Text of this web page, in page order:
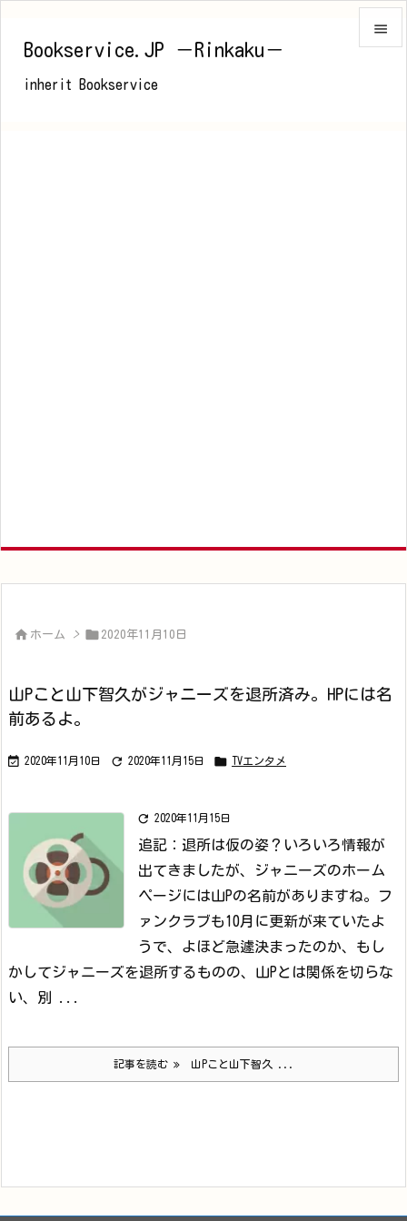
Bookservice.JP －Rinkaku－
inherit Bookservice

 ホーム >  2020年11月10日
山Pこと山下智久がジャニーズを退所済み。HPには名
前あるよ。
 2020年11月10日  2020年11月15日  TVエンタメ
 2020年11月15日
追記：退所は仮の姿？ いろいろ情報が
出てきましたが、ジャニーズのホーム
ページには山Pの名前がありますね。フ
ァンクラブも10月に更新が来ていたよ
うで、よほど急遽決まったのか、もし
かしてジャニーズを退所するものの、山Pとは関係を切らな
い、別 ...
記事を読む 山Pこと山下智久 ...